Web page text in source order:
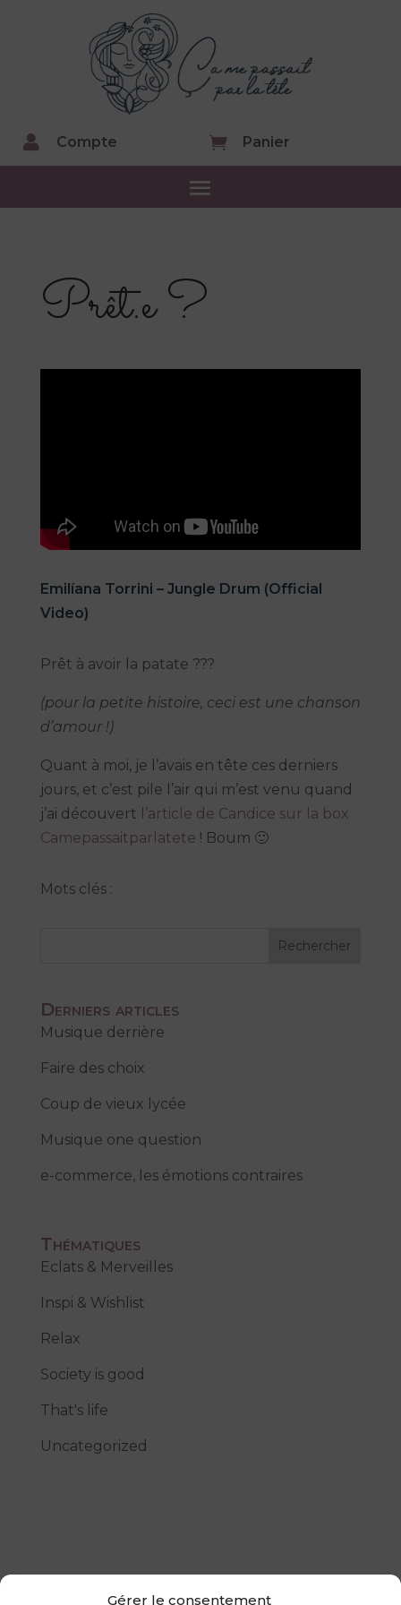
Gérer le consentement
 Compte  Panier
Prêt.e ?
Emilíana Torrini – Jungle Drum (Official
Video)
Prêt à avoir la patate ???
(pour la petite histoire, ceci est une chanson
d’amour !)
Quant à moi, je l’avais en tête ces derniers
jours, et c’est pile l’air qui m’est venu quand
j’ai découvert l’article de Candice sur la box
Camepassaitparlatete ! Boum 🙂
Mots clés :
Rechercher
Derniers articles
Musique derrière
Faire des choix
Coup de vieux lycée
Musique one question
e-commerce, les émotions contraires
Thématiques
Eclats & Merveilles
Inspi & Wishlist
Relax
Society is good
That's life
Uncategorized